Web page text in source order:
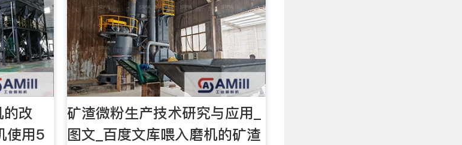
改
使用5
矿渣微粉生产技术研究与应用_
图文_百度文库喂入磨机的矿渣